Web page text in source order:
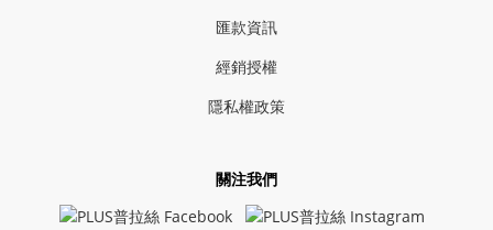
匯款資訊
經銷授權
隱私權政策
關注我們